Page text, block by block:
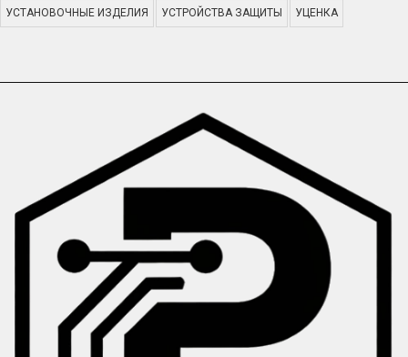
УСТАНОВОЧНЫЕ ИЗДЕЛИЯ УСТРОЙСТВА ЗАЩИТЫ УЦЕНКА